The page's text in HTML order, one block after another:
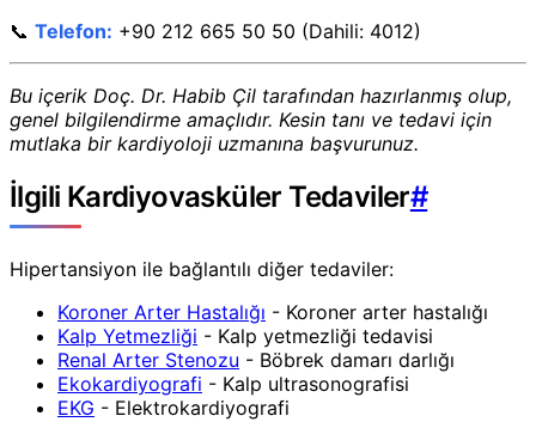
📞 Telefon: +90 212 665 50 50 (Dahili: 4012)
Bu içerik Doç. Dr. Habib Çil tarafından hazırlanmış olup,
genel bilgilendirme amaçlıdır. Kesin tanı ve tedavi için
mutlaka bir kardiyoloji uzmanına başvurunuz.
İlgili Kardiyovasküler Tedaviler#
Hipertansiyon ile bağlantılı diğer tedaviler:
Koroner Arter Hastalığı - Koroner arter hastalığı
Kalp Yetmezliği - Kalp yetmezliği tedavisi
Renal Arter Stenozu - Böbrek damarı darlığı
Ekokardiyografi - Kalp ultrasonografisi
EKG - Elektrokardiyografi